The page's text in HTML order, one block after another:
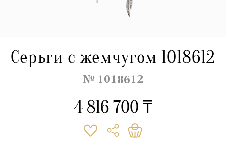
Серьги с жемчугом 1018612
№ 1018612
4 816 700 ₸